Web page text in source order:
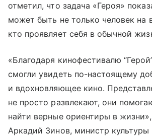
отметил, что задача «Героя»
может быть не только человек на
кто проявляет себя в обычной
«Благодаря кинофестивалю
смогли увидеть по-настоящему
и вдохновляющее кино.
не просто развлекают, они
найти верные ориентиры в
Аркадий Зинов, министр культуры